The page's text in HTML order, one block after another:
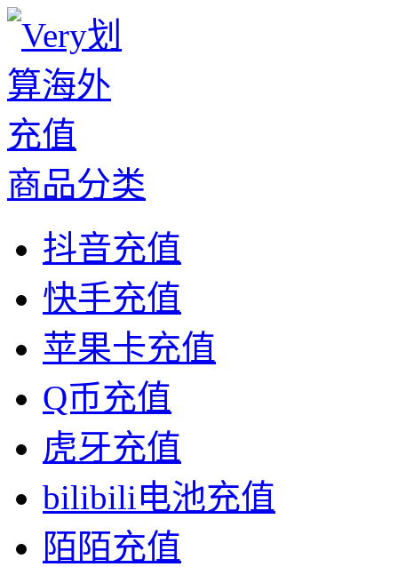
商品分类
抖音充值
快手充值
苹果卡充值
Q币充值
虎牙充值
bilibili电池充值
陌陌充值